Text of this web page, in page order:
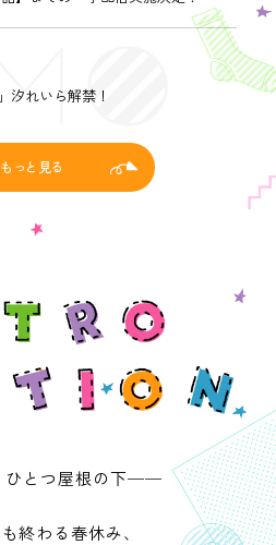
汐れいら解禁！
もっと見る
ひとつ屋根の下──
終わる春休み、